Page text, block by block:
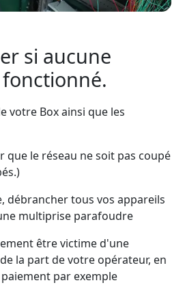
si aucune
votre Box ainsi que les
que le réseau ne soit pas coupé
débrancher tous vos appareils
multiprise parafoudre
être victime d'une
la part de votre opérateur, en
par exemple